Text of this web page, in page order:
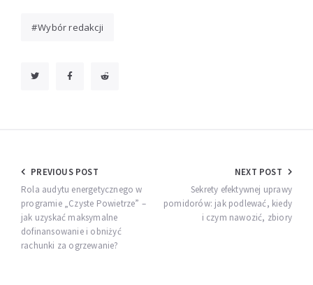
Wybór redakcji
Nawigacja
wpisu
PREVIOUS POST
Rola audytu energetycznego w
programie „Czyste Powietrze” –
jak uzyskać maksymalne
dofinansowanie i obniżyć
rachunki za ogrzewanie?
NEXT POST
Sekrety efektywnej uprawy
pomidorów: jak podlewać, kiedy
i czym nawozić, zbiory